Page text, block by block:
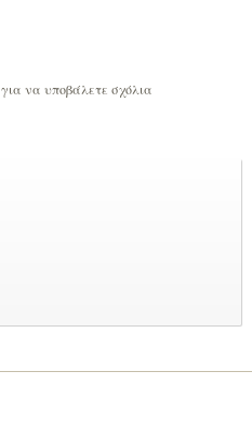
για να υποβάλετε σχόλια